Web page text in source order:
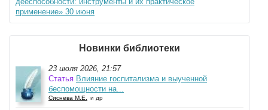
применение» 30 июня
Новинки библиотеки
23 июля 2026, 21:57
Статья Влияние госпитализма и выученной
беспомощности на...
Сиснева М.Е. и др